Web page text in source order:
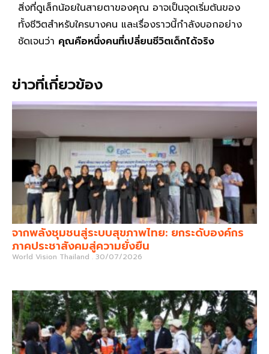
สิ่งที่ดูเล็กน้อยในสายตาของคุณ อาจเป็นจุดเริ่มต้นของ
ทั้งชีวิตสำหรับใครบางคน และเรื่องราวนี้กำลังบอกอย่าง
ชัดเจนว่า คุณคือหนึ่งคนที่เปลี่ยนชีวิตเด็กได้จริง
ข่าวที่เกี่ยวข้อง
จากพลังชุมชนสู่ระบบสุขภาพไทย: ยกระดับองค์กร
ภาคประชาสังคมสู่ความยั่งยืน
World Vision Thailand 30/07/2026